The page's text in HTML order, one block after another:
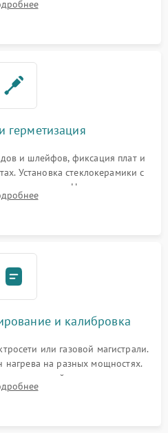
и замена поврежденной
герметизация
и шлейфов, фиксация плат и
Установка стеклокерамики с
зазоров. Нанесение
или укладка уплотнительной
и калибровка
или газовой магистрали.
нагрева на разных мощностях.
таймера, индикаторов
защиты от перегрева.